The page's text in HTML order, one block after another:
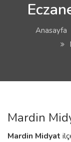
Anasayfa
Mardin
Mardin Midyat